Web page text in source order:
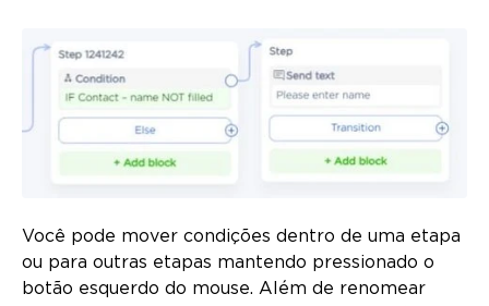
Você pode mover condições dentro de uma etapa
ou para outras etapas mantendo pressionado o
botão esquerdo do mouse. Além de renomear